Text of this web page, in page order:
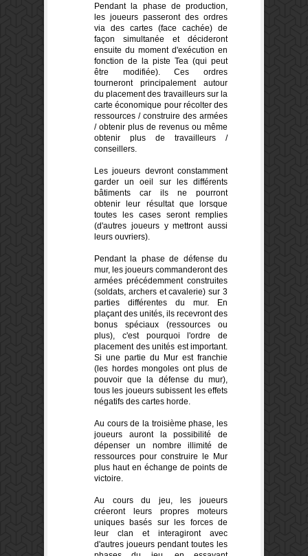
Pendant la phase de production,
les joueurs passeront des ordres
via des cartes (face cachée) de
façon simultanée et décideront
ensuite du moment d'exécution en
fonction de la piste Tea (qui peut
être modifiée). Ces ordres
tourneront principalement autour
du placement des travailleurs sur la
carte économique pour récolter des
ressources / construire des armées
/ obtenir plus de revenus ou même
obtenir plus de travailleurs /
conseillers.
Les joueurs devront constamment
garder un oeil sur les différents
bâtiments car ils ne pourront
obtenir leur résultat que lorsque
toutes les cases seront remplies
(d'autres joueurs y mettront aussi
leurs ouvriers).
Pendant la phase de défense du
mur, les joueurs commanderont des
armées précédemment construites
(soldats, archers et cavalerie) sur 3
parties différentes du mur. En
plaçant des unités, ils recevront des
bonus spéciaux (ressources ou
plus), c'est pourquoi l'ordre de
placement des unités est important.
Si une partie du Mur est franchie
(les hordes mongoles ont plus de
pouvoir que la défense du mur),
tous les joueurs subissent les effets
négatifs des cartes horde.
Au cours de la troisième phase, les
joueurs auront la possibilité de
dépenser un nombre illimité de
ressources pour construire le Mur
plus haut en échange de points de
victoire.
Au cours du jeu, les joueurs
créeront leurs propres moteurs
uniques basés sur les forces de
leur clan et interagiront avec
d'autres joueurs pendant toutes les